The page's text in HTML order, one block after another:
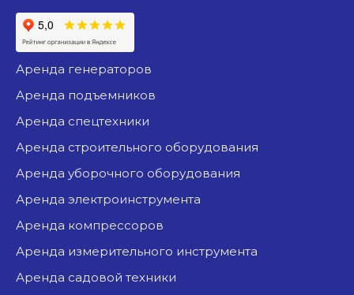
аренда генераторов
аренда подъемников
аренда спецтехники
аренда строительного оборудования
аренда уборочного оборудования
аренда электроинструмента
аренда компрессоров
аренда измерительного инструмента
аренда садовой техники